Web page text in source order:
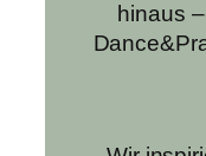
hinaus